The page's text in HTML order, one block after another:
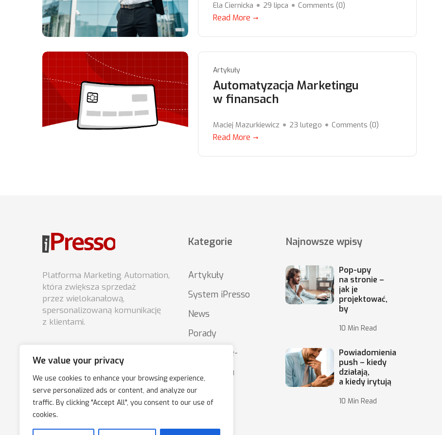
We value your privacy
We use cookies to enhance your browsing experience,
serve personalized ads or content, and analyze our
traffic. By clicking "Accept All", you consent to our use of
cookies.
Ela Ciernicka 29 lipca Comments (0)
Read More
Artykuły
Automatyzacja Marketingu
w finansach
Maciej Mazurkiewicz 23 lutego Comments (0)
Read More
Platforma Marketing Automation,
która zwiększa sprzedaż
przez wielokanałową,
spersonalizowaną komunikację
z klientami.
Kategorie
Artykuły
System iPresso
News
Porady
Podstawy e-
marketingu
Najnowsze wpisy
Pop-upy
na stronie –
jak je
projektować,
by
10 Min Read
Powiadomienia
push – kiedy
działają,
a kiedy irytują
10 Min Read